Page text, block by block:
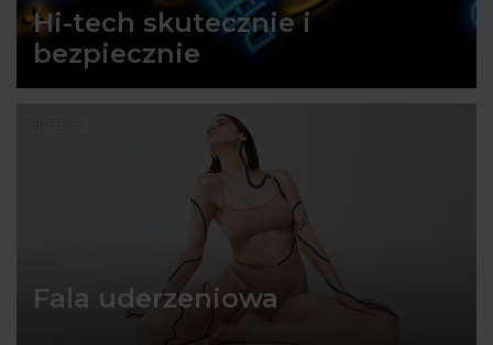
Hi-tech skutecznie i
bezpiecznie
Fala uderzeniowa